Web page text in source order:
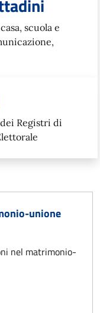
scuola e
Registri di
unione
nel matrimonio-